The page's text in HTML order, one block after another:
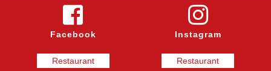
Facebook
Restaurant
Instagram
Restaurant